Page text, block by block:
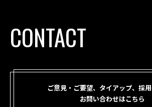
CONTACT
ご意見・ご要望、タイアップ、採
お問い合わせはこちら